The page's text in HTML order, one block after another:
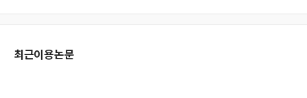
온라인 전문성 개발 과목에서 동료교사 간 상호작용(소통)에 대한 음악교사들의 지
최근이용논문